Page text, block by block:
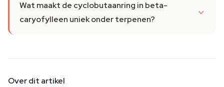
Wat maakt de cyclobutaanring in beta-
caryofylleen uniek onder terpenen?
Over dit artikel